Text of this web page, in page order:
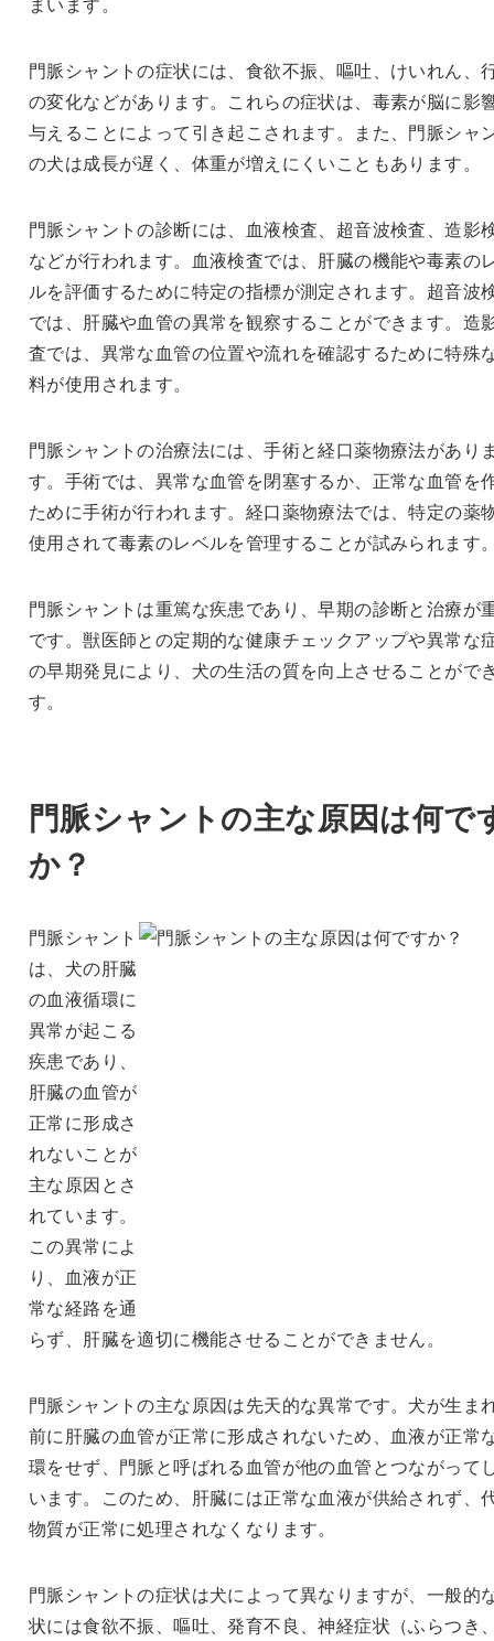
門脈シャントの症状には、食欲不振、嘔吐、けいれん、
の変化などがあります。これらの症状は、毒素が脳に影
与えることによって引き起こされます。また、門脈シャ
の犬は成長が遅く、体重が増えにくいこともあります。
門脈シャントの診断には、血液検査、超音波検査、造影
などが行われます。血液検査では、肝臓の機能や毒素の
ルを評価するために特定の指標が測定されます。超音波
では、肝臓や血管の異常を観察することができます。造
査では、異常な血管の位置や流れを確認するために特殊
料が使用されます。
門脈シャントの治療法には、手術と経口薬物療法があり
す。手術では、異常な血管を閉塞するか、正常な血管を
ために手術が行われます。経口薬物療法では、特定の薬
使用されて毒素のレベルを管理することが試みられます
門脈シャントは重篤な疾患であり、早期の診断と治療が
です。獣医師との定期的な健康チェックアップや異常な
の早期発見により、犬の生活の質を向上させることがで
す。
門脈シャントの主な原因は何で
か？
門脈シャント
は、犬の肝臓
の血液循環に
異常が起こる
疾患であり、
肝臓の血管が
正常に形成さ
れないことが
主な原因とさ
れています。
この異常によ
り、血液が正
常な経路を通
らず、肝臓を適切に機能させることができません。
門脈シャントの主な原因は先天的な異常です。犬が生ま
前に肝臓の血管が正常に形成されないため、血液が正常
環をせず、門脈と呼ばれる血管が他の血管とつながって
います。このため、肝臓には正常な血液が供給されず、
物質が正常に処理されなくなります。
門脈シャントの症状は犬によって異なりますが、一般的
状には食欲不振、嘔吐、発育不良、神経症状（ふらつき